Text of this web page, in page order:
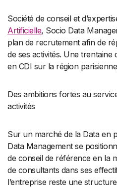
Société de conseil et
Artificielle, Socio Data
plan de recrutement afin de
de ses activités. Une
en CDI sur la région
Des ambitions fortes au
activités
Sur un marché de la Data en
Data Management se
de conseil de référence en la
de consultants dans ses
l’entreprise reste une